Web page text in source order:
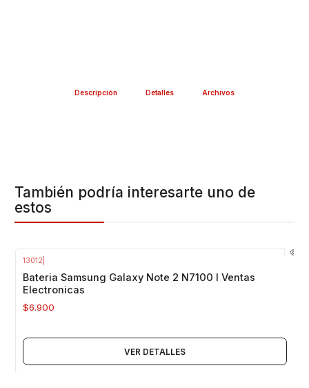
Descripción Detalles Archivos
También podría interesarte uno de
estos
13012
Bateria Samsung Galaxy Note 2 N7100 I Ventas
Electronicas
$6.900
VER DETALLES